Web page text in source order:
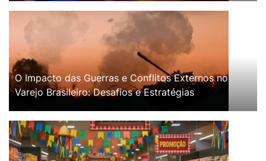
O Impacto das Guerras e Conflitos Externos no
Varejo Brasileiro: Desafios e Estratégias